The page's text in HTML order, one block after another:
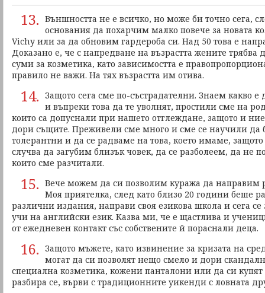
13. Външността не е всичко, но може би точно сега,
основания да похарчим малко повече за новата
Vichy или за да обновим гардероба си. Над 50 това е
Доказано е, че с напредване на възрастта жените трябва
суми за козметика, като зависимостта е
правило не важи. На тях възрастта им отива.
14. Защото сега сме по-състрадателни. Знаем какво е
и въпреки това да те уволнят, простили сме на
които са допуснали при нашето отглеждане, защото и
дори същите. Преживели сме много и сме се научили да
толерантни и да се радваме на това, което имаме, защото
случва да загубим близък човек, да се разболеем, да не
които сме разчитали.
15. Вече можем да си позволим куража да направим
Моя приятелка, след като близо 20 години беше
различни издания, направи своя езикова школа и сега се
учи на английски език. Казва ми, че е щастлива и
от ежедневен контакт със собствените й пораснали деца.
16. Защото мъжете, като извинение за кризата на
могат да си позволят нещо смело и дори
специална козметика, кожени панталони или да си
разбира се, върви с традиционните уикенди с ловната